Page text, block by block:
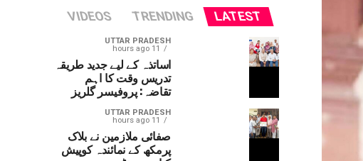
LATEST
TRENDING
VIDEOS
UTTAR PRADESH
11 hours ago
اساتذہ کے لیے جدید طریقہ
تدریس وقت کا اہم
تقاضہ: پروفیسر گلریز
UTTAR PRADESH
11 hours ago
صفائی ملازمین نے بلاک
پرمکھ کے نمائندہ کوپیش